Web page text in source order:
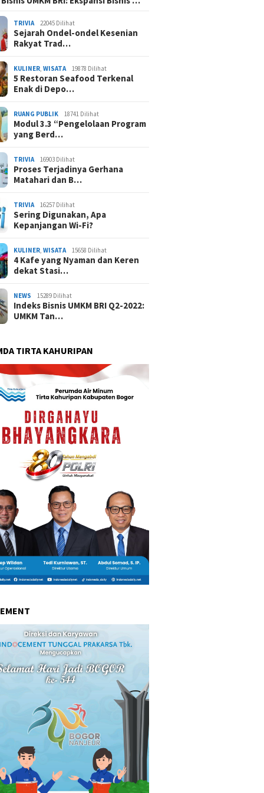
TRIVIA 22045 Dilihat
Sejarah Ondel-ondel Kesenian
Rakyat Trad…
KULINER ,WISATA 19878 Dilihat
5 Restoran Seafood Terkenal
Enak di Depo…
RUANG PUBLIK 18741 Dilihat
Modul 3.3 “Pengelolaan Program
yang Berd…
TRIVIA 16903 Dilihat
Proses Terjadinya Gerhana
Matahari dan B…
TRIVIA 16257 Dilihat
Sering Digunakan, Apa
Kepanjangan Wi-Fi?
KULINER ,WISATA 15658 Dilihat
4 Kafe yang Nyaman dan Keren
dekat Stasi…
NEWS 15289 Dilihat
Indeks Bisnis UMKM BRI Q2-2022:
UMKM Tan…
TIRTA KAHURIPAN